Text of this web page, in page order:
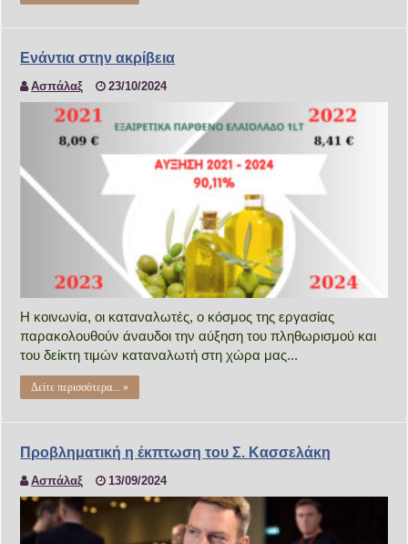
Ενάντια στην ακρίβεια
Ασπάλαξ 23/10/2024
Η κοινωνία, οι καταναλωτές, ο κόσμος της εργασίας
παρακολουθούν άναυδοι την αύξηση του πληθωρισμού και
του δείκτη τιμών καταναλωτή στη χώρα μας...
Δείτε περισσότερα... »
Προβληματική η έκπτωση του Σ. Κασσελάκη
Ασπάλαξ 13/09/2024